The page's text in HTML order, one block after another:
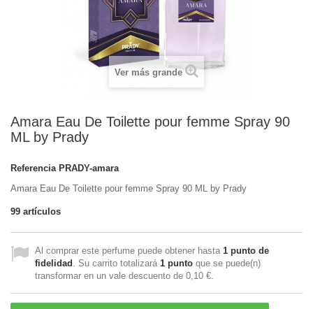
Ver más grande
Amara Eau De Toilette pour femme Spray 90
ML by Prady
Referencia PRADY-amara
Amara Eau De Toilette pour femme Spray 90 ML by Prady
99 artículos
Al comprar este perfume puede obtener hasta 1 punto de
fidelidad . Su carrito totalizará 1 punto que se puede(n)
transformar en un vale descuento de 0,10 €